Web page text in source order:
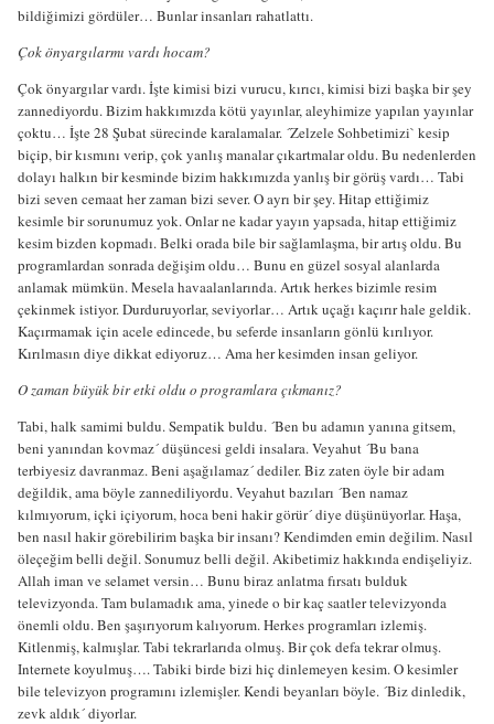
bildiğimizi gördüler… Bunlar insanları rahatlattı.
Çok önyargılarmı vardı hocam?
Çok önyargılar vardı. İşte kimisi bizi vurucu, kırıcı, kimisi bizi başka bir şey
zannediyordu. Bizim hakkımızda kötü yayınlar, aleyhimize yapılan yayınlar
çoktu… İşte 28 Şubat sürecinde karalamalar. ´Zelzele Sohbetimizi` kesip
biçip, bir kısmını verip, çok yanlış manalar çıkartmalar oldu. Bu nedenlerden
dolayı halkın bir kesminde bizim hakkımızda yanlış bir görüş vardı… Tabi
bizi seven cemaat her zaman bizi sever. O ayrı bir şey. Hitap ettiğimiz
kesimle bir sorunumuz yok. Onlar ne kadar yayın yapsada, hitap ettiğimiz
kesim bizden kopmadı. Belki orada bile bir sağlamlaşma, bir artış oldu. Bu
programlardan sonrada değişim oldu… Bunu en güzel sosyal alanlarda
anlamak mümkün. Mesela havaalanlarında. Artık herkes bizimle resim
çekinmek istiyor. Durduruyorlar, seviyorlar… Artık uçağı kaçırır hale geldik.
Kaçırmamak için acele edincede, bu seferde insanların gönlü kırılıyor.
Kırılmasın diye dikkat ediyoruz… Ama her kesimden insan geliyor.
O zaman büyük bir etki oldu o programlara çıkmanız?
Tabi, halk samimi buldu. Sempatik buldu. ´Ben bu adamın yanına gitsem,
beni yanından kovmaz´ düşüncesi geldi insalara. Veyahut ´Bu bana
terbiyesiz davranmaz. Beni aşağılamaz´ dediler. Biz zaten öyle bir adam
değildik, ama böyle zannediliyordu. Veyahut bazıları ´Ben namaz
kılmıyorum, içki içiyorum, hoca beni hakir görür´ diye düşünüyorlar. Haşa,
ben nasıl hakir görebilirim başka bir insanı? Kendimden emin değilim. Nasıl
öleçeğim belli değil. Sonumuz belli değil. Akibetimiz hakkında endişeliyiz.
Allah iman ve selamet versin… Bunu biraz anlatma fırsatı bulduk
televizyonda. Tam bulamadık ama, yinede o bir kaç saatler televizyonda
önemli oldu. Ben şaşırıyorum kalıyorum. Herkes programları izlemiş.
Kitlenmiş, kalmışlar. Tabi tekrarlarıda olmuş. Bir çok defa tekrar olmuş.
Internete koyulmuş…. Tabiki birde bizi hiç dinlemeyen kesim. O kesimler
bile televizyon programını izlemişler. Kendi beyanları böyle. ´Biz dinledik,
zevk aldık´ diyorlar.